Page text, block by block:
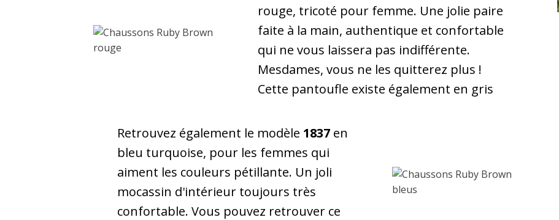
rouge, tricoté pour femme. Une jolie paire
faite à la main, authentique et confortable
qui ne vous laissera pas indifférente.
Mesdames, vous ne les quitterez plus !
Cette pantoufle existe également en gris
Retrouvez également le modèle 1837en
bleu turquoise, pour les femmes qui
aiment les couleurs pétillante. Un joli
mocassin d'intérieur toujours très
confortable. Vous pouvez retrouver ce